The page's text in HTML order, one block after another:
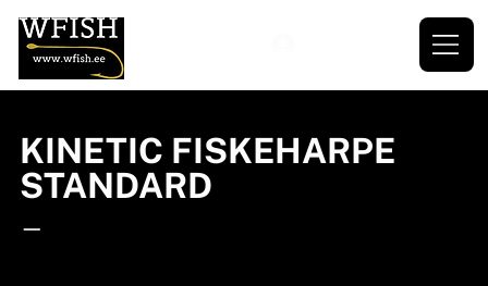
KINETIC FISKEHARPE
STANDARD
—